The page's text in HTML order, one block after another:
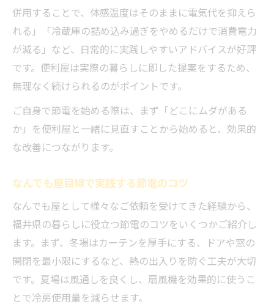
併用することで、体感温度はそのままに電気代を抑えら
れる」「冷蔵庫の詰め込み過ぎをやめるだけで消費電力
が減る」など、日常的に実践しやすいアドバイスが好評
です。便利屋は実際の暮らしに即した提案をするため、
無理なく続けられるのがポイントです。
ご自身で節電を始める際は、まず「どこにムダがある
か」を便利屋と一緒に見直すことから始めると、効果的
な改善につながります。
なんでも屋目線で実践する節電のコツ
なんでも屋として様々なご依頼を受けてきた経験から、
福井県の暮らしに役立つ節電のコツをいくつかご紹介し
ます。まず、冬場はカーテンを厚手にする、ドアや窓の
開閉を最小限にするなど、熱の出入りを防ぐ工夫が大切
です。夏場は風通しを良くし、扇風機を効果的に使うこ
とで冷房使用量を減らせます。